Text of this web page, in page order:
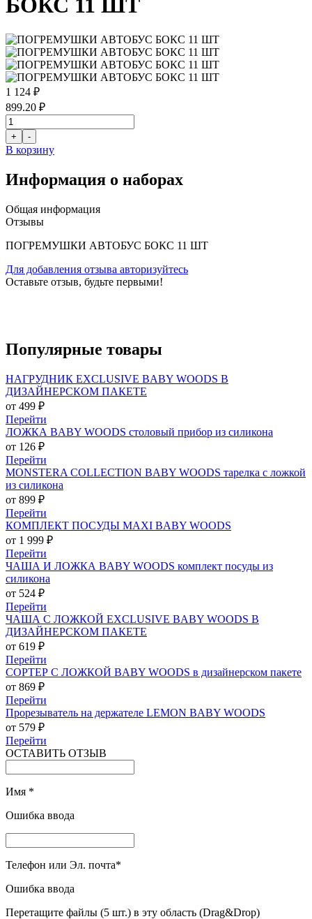
БОКС 11 ШТ
1 124 ₽
899.20 ₽
В корзину
Информация о наборах
Общая информация
Отзывы
ПОГРЕМУШКИ АВТОБУС БОКС 11 ШТ
Для добавления отзыва авторизуйтесь
Оставьте отзыв, будьте первыми!
Популярные товары
НАГРУДНИК EXCLUSIVE BABY WOODS В
ДИЗАЙНЕРСКОМ ПАКЕТЕ
от 499 ₽
Перейти
ЛОЖКА BABY WOODS столовый прибор из силикона
от 126 ₽
Перейти
MONSTERA COLLECTION BABY WOODS тарелка с ложкой
из силикона
от 899 ₽
Перейти
КОМПЛЕКТ ПОСУДЫ MAXI BABY WOODS
от 1 999 ₽
Перейти
ЧАША И ЛОЖКА BABY WOODS комплект посуды из
силикона
от 524 ₽
Перейти
ЧАША С ЛОЖКОЙ EXCLUSIVE BABY WOODS В
ДИЗАЙНЕРСКОМ ПАКЕТЕ
от 619 ₽
Перейти
СОРТЕР С ЛОЖКОЙ BABY WOODS в дизайнерском пакете
от 869 ₽
Перейти
Прорезыватель на держателе LEMON BABY WOODS
от 579 ₽
Перейти
ОСТАВИТЬ ОТЗЫВ
Имя *
Ошибка ввода
Телефон или Эл. почта*
Ошибка ввода
Перетащите файлы (5 шт.) в эту область (Drag&Drop)